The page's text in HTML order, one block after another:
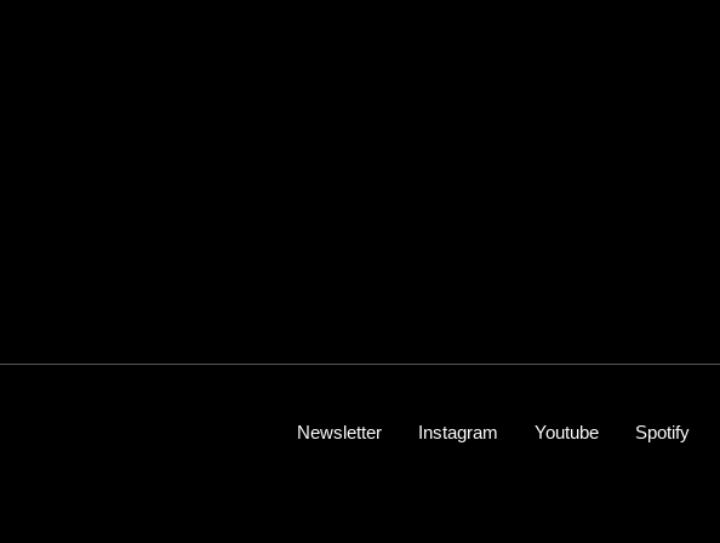
Newsletter Instagram Youtube Spotify